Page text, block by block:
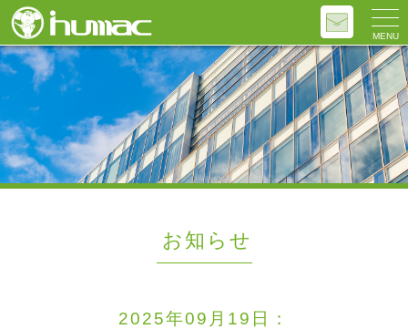
お知らせ
2025年09月19日：
MENU